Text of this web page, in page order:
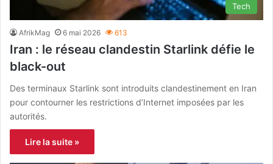
Tech
AfrikMag 6 mai 2026 613
Iran : le réseau clandestin Starlink défie le
black-out
Des terminaux Starlink sont introduits clandestinement en Iran
pour contourner les restrictions d’Internet imposées par les
autorités.
Lire la suite »